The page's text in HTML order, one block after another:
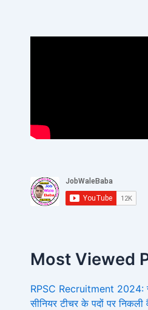
Most Viewed
RPSC Recruitment 2024:
सीनियर टीचर के पदों पर निकली